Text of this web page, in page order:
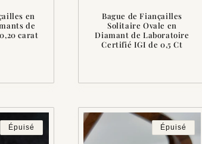
en
de
carat
Bague de Fiançailles
Solitaire Ovale en
Diamant de Laboratoire
Certifié IGI de 0,5 Ct
Épuisé Épuisé